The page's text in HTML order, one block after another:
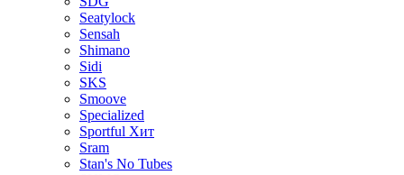
Seatylock
Sensah
Shimano
Sidi
SKS
Smoove
Specialized
Sportful Хит
Sram
Stan's No Tubes